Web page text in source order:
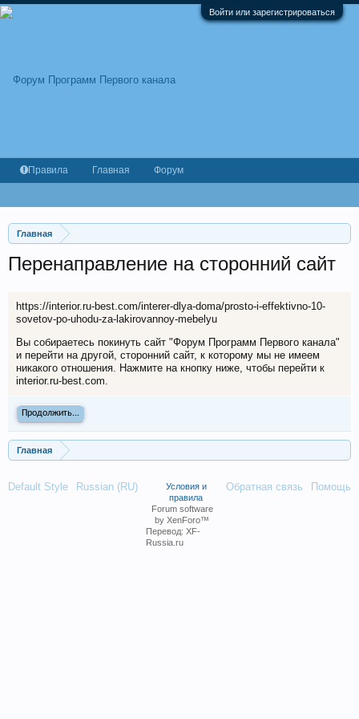
Войти или зарегистрироваться
Главная
Перенаправление на сторонний сайт
https://interior.ru-best.com/interer-dlya-doma/prosto-i-effektivno-10-
sovetov-po-uhodu-za-lakirovannoy-mebelyu
Вы собираетесь покинуть сайт "Форум Программ Первого канала"
и перейти на другой, сторонний сайт, к которому мы не имеем
никакого отношения. Нажмите на кнопку ниже, чтобы перейти к
interior.ru-best.com.
Продолжить...
Главная
Правила Главная Форум
Default Style Russian (RU) Обратная связь Помощь
Условия и
правила
Forum software
by XenForo™
Перевод: XF-
Russia.ru